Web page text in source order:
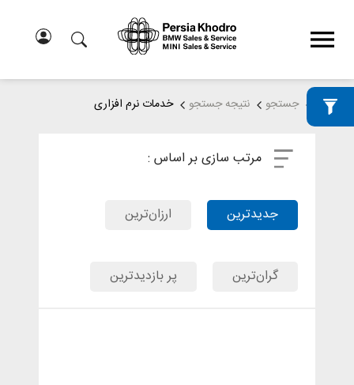
خانه جستجو نتیجه جستجو خدمات نرم افزاری
مرتب سازی بر اساس :
جدیدترین ارزان‌ترین
گران‌ترین پر بازدیدترین